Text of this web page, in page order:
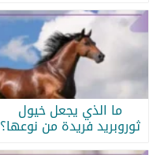
ما الذي يجعل خيول
ثوروبريد فريدة من نوعها؟